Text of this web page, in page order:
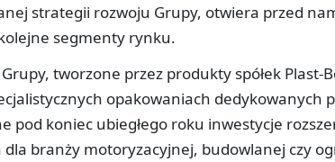
strategii rozwoju Grupy, otwiera przed
segmenty rynku.
tworzone przez produkty spółek Plast-
opakowaniach dedykowanych
pod koniec ubiegłego roku inwestycje
branży motoryzacyjnej, budowlanej czy